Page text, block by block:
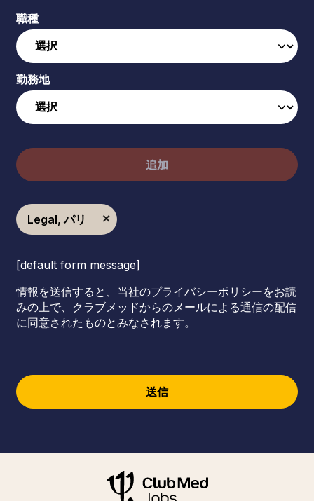
職種
勤務地
追加
Legal, パリ
[default form message]
情報を送信すると、当社のプライバシーポリシーをお読
みの上で、クラブメッドからのメールによる通信の配信
に同意されたものとみなされます。
送信